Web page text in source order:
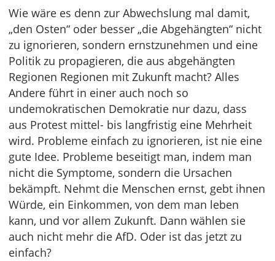
Wie wäre es denn zur Abwechslung mal damit,
„den Osten“ oder besser „die Abgehängten“ nicht
zu ignorieren, sondern ernstzunehmen und eine
Politik zu propagieren, die aus abgehängten
Regionen Regionen mit Zukunft macht? Alles
Andere führt in einer auch noch so
undemokratischen Demokratie nur dazu, dass
aus Protest mittel- bis langfristig eine Mehrheit
wird. Probleme einfach zu ignorieren, ist nie eine
gute Idee. Probleme beseitigt man, indem man
nicht die Symptome, sondern die Ursachen
bekämpft. Nehmt die Menschen ernst, gebt ihnen
Würde, ein Einkommen, von dem man leben
kann, und vor allem Zukunft. Dann wählen sie
auch nicht mehr die AfD. Oder ist das jetzt zu
einfach?